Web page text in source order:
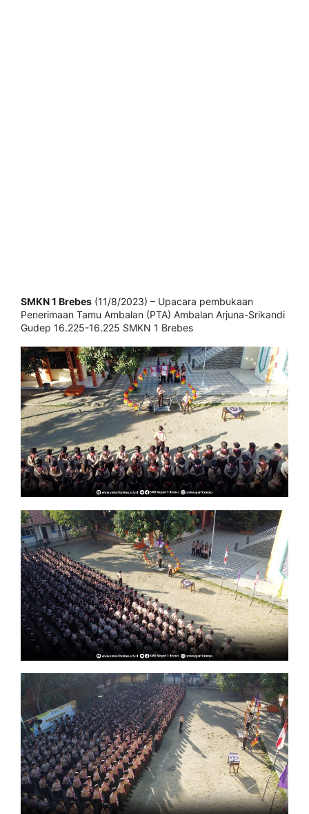
SMKN 1 Brebes (11/8/2023) – Upacara pembukaan
Penerimaan Tamu Ambalan (PTA) Ambalan Arjuna-Srikandi
Gudep 16.225-16.225 SMKN 1 Brebes